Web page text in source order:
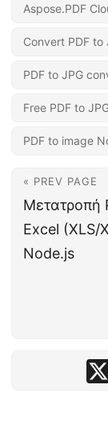
Aspose.PDF
Convert PDF to
PDF to JPG
Free PDF to
PDF to image
« PREV PAGE
Μετατροπή
Excel (XLS/
Node.js